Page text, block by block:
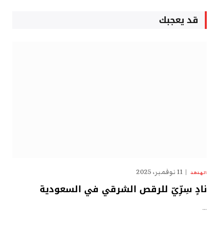
قد يعجبك
الهدهد 11 نوفمبر، 2025
نادٍ سِرِّيّ للرقص الشرقي في السعودية
…